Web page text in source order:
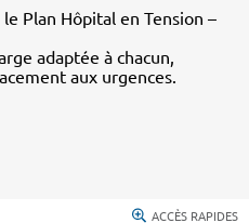
Plan Hôpital en Tension –
adaptée à chacun,
aux urgences.
ACCÈS RAPIDES